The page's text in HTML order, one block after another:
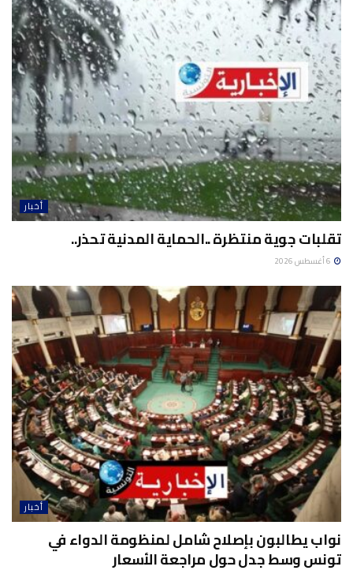
أخبار
تقلبات جوية منتظرة ..الحماية المدنية تحذر..
أخبار
نواب يطالبون بإصلاح شامل لمنظومة الدواء في
تونس وسط جدل حول مراجعة الأسعار